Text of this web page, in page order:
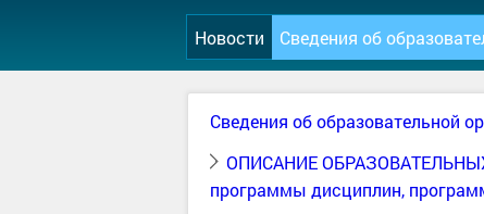
Новости Сведения об
Сведения об образовательной
ОПИСАНИЕ ОБРАЗОВАТЕЛЬНЫХ
программы дисциплин,